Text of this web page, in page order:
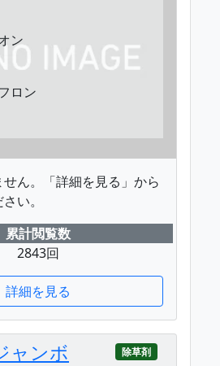
ン
ロン
ん。「詳細を見る」から
い。
累計閲覧数
2843回
詳細を見る
ャンボ 除草剤